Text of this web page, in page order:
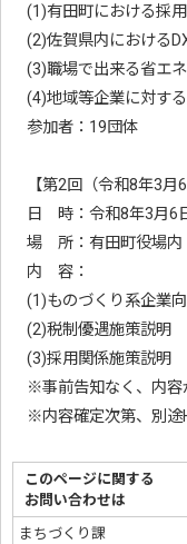
(1)有田町における採
(2)佐賀県内における
(3)職場で出来る省エ
(4)地域等企業に対す
参加者：19団体
【第2回（令和8年3月
日 時：令和8年3月6
場 所：有田町役場内
内 容：
(1)ものづくり系企業
(2)税制優遇施策説明
(3)採用関係施策説明
※事前告知なく、内容
※内容確定次第、別途
このページに関する
お問い合わせは
まちづくり課